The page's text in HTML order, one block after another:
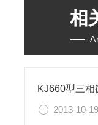
相
2013-10-19